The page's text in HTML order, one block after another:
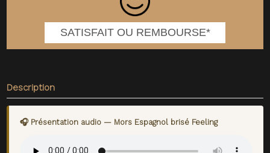
SATISFAIT OU REMBOURSE*
Description
🎧 Présentation audio — Mors Espagnol brisé Feeling